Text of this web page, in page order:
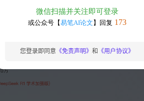
您登录即同意 《免责声明》 和 《用户协议》